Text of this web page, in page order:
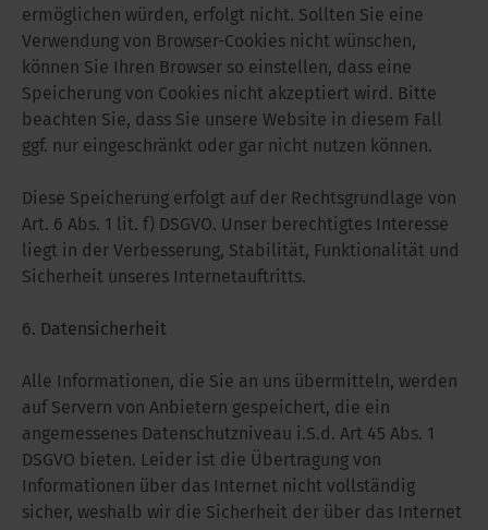
ermöglichen würden, erfolgt nicht. Sollten Sie eine
Verwendung von Browser-Cookies nicht wünschen,
können Sie Ihren Browser so einstellen, dass eine
Speicherung von Cookies nicht akzeptiert wird. Bitte
beachten Sie, dass Sie unsere Website in diesem Fall
ggf. nur eingeschränkt oder gar nicht nutzen können.
Diese Speicherung erfolgt auf der Rechtsgrundlage von
Art. 6 Abs. 1 lit. f) DSGVO. Unser berechtigtes Interesse
liegt in der Verbesserung, Stabilität, Funktionalität und
Sicherheit unseres Internetauftritts.
6. Datensicherheit
Alle Informationen, die Sie an uns übermitteln, werden
auf Servern von Anbietern gespeichert, die ein
angemessenes Datenschutzniveau i.S.d. Art 45 Abs. 1
DSGVO bieten. Leider ist die Übertragung von
Informationen über das Internet nicht vollständig
sicher, weshalb wir die Sicherheit der über das Internet